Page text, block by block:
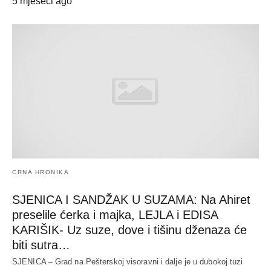
CRNA HRONIKA
SJENICA I SANDŽAK U SUZAMA: Na Ahiret
preselile ćerka i majka, LEJLA i EDISA
KARIŠIK- Uz suze, dove i tišinu dženaza će
biti sutra…
SJENICA – Grad na Pešterskoj visoravni i dalje je u dubokoj tuzi